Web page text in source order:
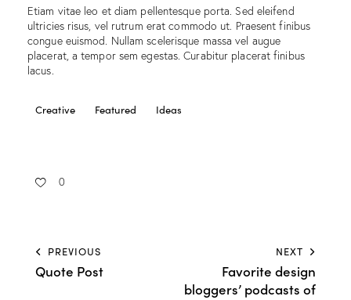
Etiam vitae leo et diam pellentesque porta. Sed eleifend
ultricies risus, vel rutrum erat commodo ut. Praesent finibus
congue euismod. Nullam scelerisque massa vel augue
placerat, a tempor sem egestas. Curabitur placerat finibus
lacus.
Creative Featured Ideas
0
PREVIOUS
Quote Post
NEXT
Favorite design
bloggers’ podcasts of